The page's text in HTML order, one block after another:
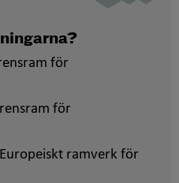
för
för
ramverk för